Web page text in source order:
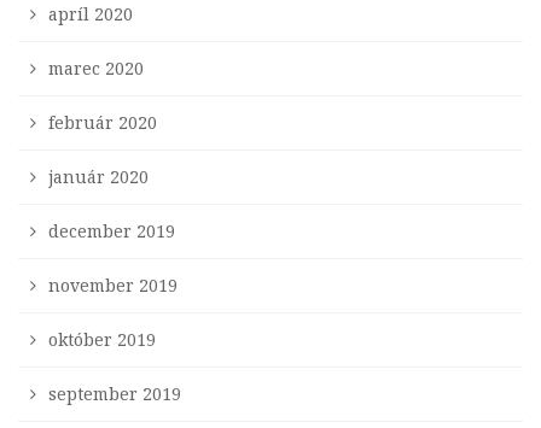
apríl 2020
marec 2020
február 2020
január 2020
december 2019
november 2019
október 2019
september 2019